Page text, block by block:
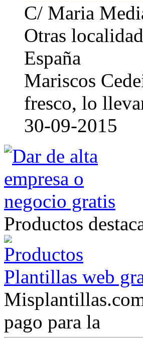
C/ Maria
Otras
España
Mariscos
fresco, lo
30-09-2015
Productos
Plantillas web
pago para la